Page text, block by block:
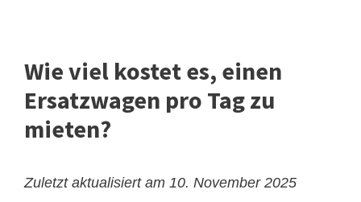
Wie viel kostet es, einen
Ersatzwagen pro Tag zu
mieten?
Zuletzt aktualisiert am 10. November 2025